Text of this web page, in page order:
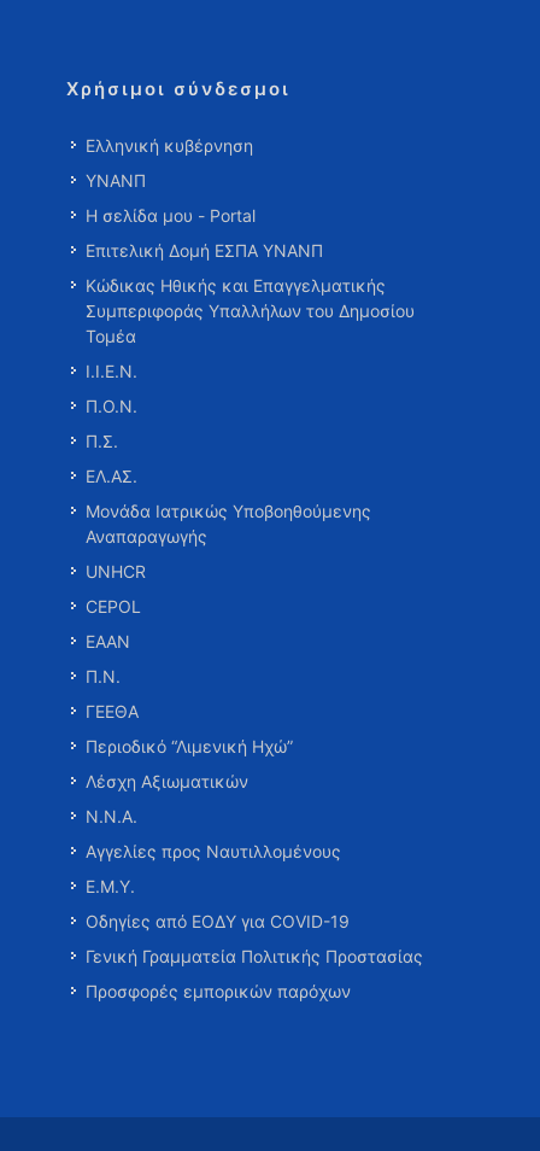
Χρήσιμοι σύνδεσμοι
Ελληνική κυβέρνηση
ΥΝΑΝΠ
Η σελίδα μου - Portal
Επιτελική Δομή ΕΣΠΑ ΥΝΑΝΠ
Κώδικας Ηθικής και Επαγγελματικής
Συμπεριφοράς Υπαλλήλων του Δημοσίου
Τομέα
Ι.Ι.Ε.Ν.
Π.Ο.Ν.
Π.Σ.
ΕΛ.ΑΣ.
Μονάδα Ιατρικώς Υποβοηθούμενης
Αναπαραγωγής
UNHCR
CEPOL
ΕΑΑΝ
Π.Ν.
ΓΕΕΘΑ
Περιοδικό “Λιμενική Ηχώ”
Λέσχη Αξιωματικών
Ν.Ν.Α.
Αγγελίες προς Ναυτιλλομένους
Ε.Μ.Υ.
Οδηγίες από ΕΟΔΥ για COVID-19
Γενική Γραμματεία Πολιτικής Προστασίας
Προσφορές εμπορικών παρόχων